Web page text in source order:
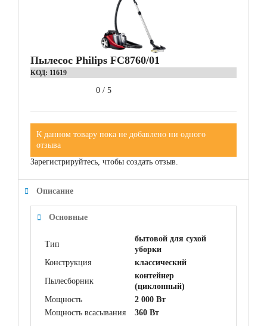
Пылесос Philips FC8760/01
КОД: 11619
0 / 5
К данном товару пока не добавлено ни одного
отзыва
Зарегистрируйтесь, чтобы создать отзыв.
Описание
Основные
Тип
бытовой для сухой
уборки
Конструкция
классический
Пылесборник
контейнер
(циклонный)
Мощность
2 000 Вт
Мощность всасывания
360 Вт